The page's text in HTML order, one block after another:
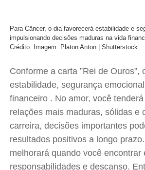
Para Câncer, o dia favorecerá estabilidade e
impulsionando decisões maduras na vida
Crédito: Imagem: Platon Anton | Shutterstock
Conforme a carta ”Rei de Ouros”,
estabilidade, segurança
financeiro . No amor, você
relações mais maduras, sólidas e
carreira, decisões importantes
resultados positivos a longo
melhorará quando você encontrar
responsabilidades e descanso.